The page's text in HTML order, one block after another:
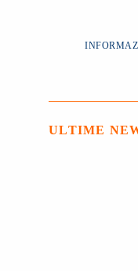
ULTIME